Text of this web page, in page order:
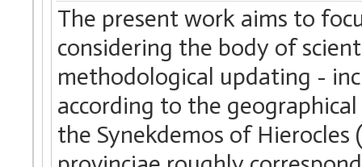
The present work aims to
considering the body of
methodological updating -
according to the
the Synekdemos of